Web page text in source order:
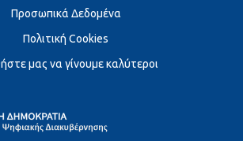
Προσωπικά Δεδομένα
Πολιτική Cookies
μας να γίνουμε καλύτεροι